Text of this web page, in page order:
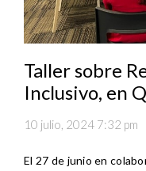
Taller sobre
Inclusivo, en
10 julio, 2024 7:32 pm
El 27 de junio en